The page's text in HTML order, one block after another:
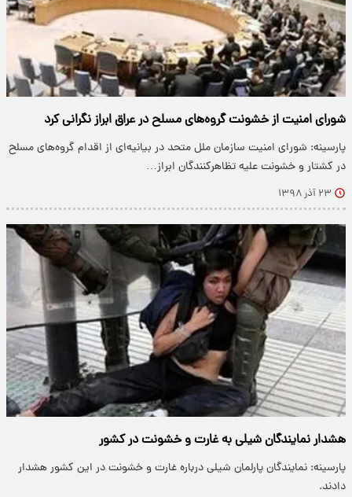
شورای امنیت از خشونت گروه‌های مسلح در عراق ابراز نگرانی کرد
پارسینه: شورای امنیت سازمان ملل متحد در بیانیه‌ای از اقدام گروه‌های مسلح
در کشتار و خشونت علیه تظاهرکنندگان ابراز…
۲۳ آذر ۱۳۹۸
هشدار نمایندگان شیلی به غارت و خشونت در کشور
پارسینه: نمایندگان پارلمان شیلی درباره غارت و خشونت در این کشور هشدار
دادند.